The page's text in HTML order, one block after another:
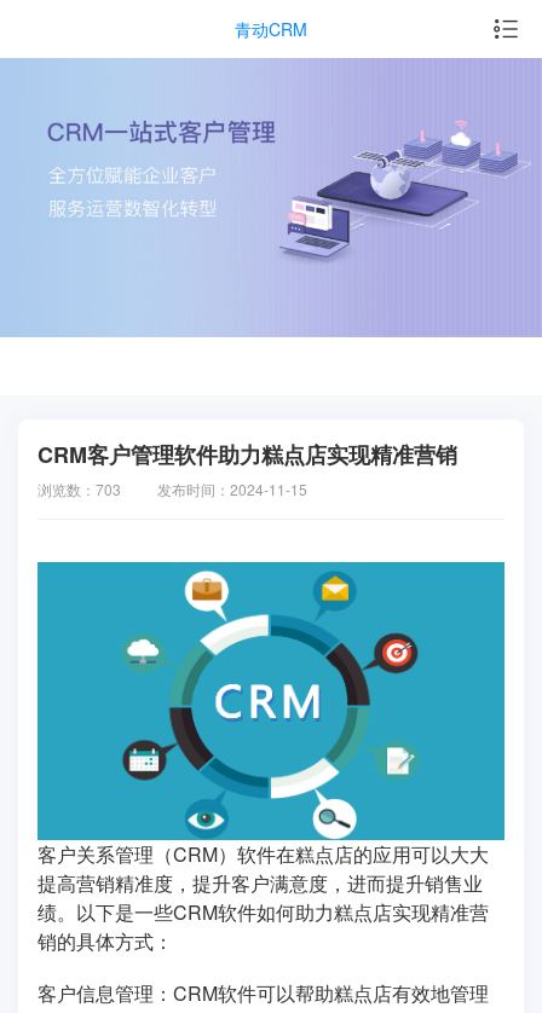
青动CRM
CRM客户管理软件助力糕点店实现精准营销
浏览数：703 发布时间：2024-11-15
客户关系管理（CRM）软件在糕点店的应用可以大大
提高营销精准度，提升客户满意度，进而提升销售业
绩。以下是一些CRM软件如何助力糕点店实现精准营
销的具体方式：
客户信息管理：CRM软件可以帮助糕点店有效地管理